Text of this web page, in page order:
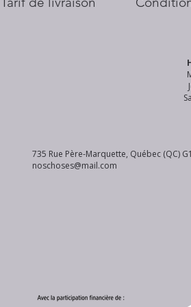
735 Rue Père-Marquette, Québec (QC)
noschoses@mail.com